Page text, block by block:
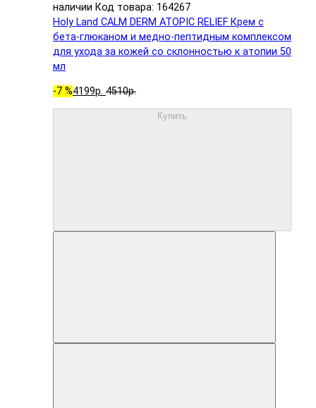
наличии Код товара: 164267
Holy Land CALM DERM ATOPIC RELIEF Крем с
бета-глюканом и медно-пептидным комплексом
для ухода за кожей со склонностью к атопии 50
мл
-7 %4199р. 4510р.
Купить